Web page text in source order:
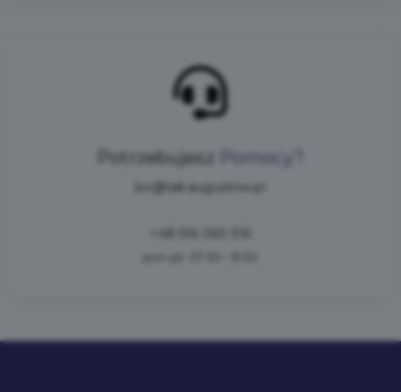
Potrzebujesz Pomocy?
bo@tak.augustow.pl